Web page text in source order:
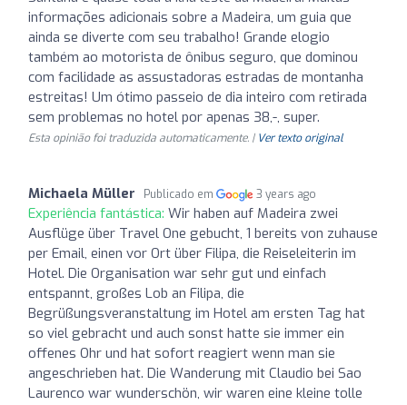
informações adicionais sobre a Madeira, um guia que
ainda se diverte com seu trabalho! Grande elogio
também ao motorista de ônibus seguro, que dominou
com facilidade as assustadoras estradas de montanha
estreitas! Um ótimo passeio de dia inteiro com retirada
sem problemas no hotel por apenas 38,-, super.
Esta opinião foi traduzida automaticamente. | Ver texto original
Michaela Müller Publicado em 3 years ago
Experiência fantástica: Wir haben auf Madeira zwei
Ausflüge über Travel One gebucht, 1 bereits von zuhause
per Email, einen vor Ort über Filipa, die Reiseleiterin im
Hotel. Die Organisation war sehr gut und einfach
entspannt, großes Lob an Filipa, die
Begrüßungsveranstaltung im Hotel am ersten Tag hat
so viel gebracht und auch sonst hatte sie immer ein
offenes Ohr und hat sofort reagiert wenn man sie
angeschrieben hat. Die Wanderung mit Claudio bei Sao
Laurenco war wunderschön, wir waren eine kleine tolle